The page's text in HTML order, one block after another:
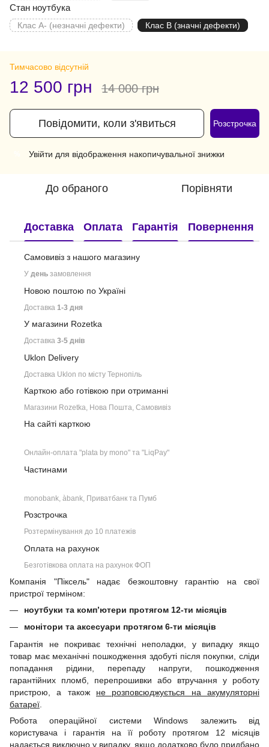
Стан ноутбука
Клас A- (незначні дефекти) Клас B (значні дефекти)
Тимчасово відсутній
12 500 грн 14 000 грн
Повідомити, коли з'явиться Розстрочка
Увійти для відображення накопичувальної знижки
До обраного Порівняти
Доставка Оплата Гарантія Повернення
Самовивіз з нашого магазину
У день замовлення
Новою поштою по Україні
Доставка 1-3 дня
У магазини Rozetka
Доставка 3-5 днів
Uklon Delivery
Доставка Uklon по місту Тернопіль
Карткою або готівкою при отриманні
Магазини Rozetka, Нова Пошта, Самовивіз
На сайті карткою
Онлайн-оплата "plata by mono" та "LiqPay"
Частинами
monobank, àbank, Приватбанк та Пумб
Розстрочка
Розтермінування до 10 платежів
Оплата на рахунок
Безготівкова оплата на рахунок ФОП
Компанія "Піксель" надає безкоштовну гарантію на свої
пристрої терміном:
ноутбуки та комп’ютери протягом 12-ти місяців
монітори та аксесуари протягом 6-ти місяців
Гарантія не покриває технічні неполадки, у випадку якщо
товар має механічні пошкодження здобуті після покупки, сліди
попадання рідини, перепаду напруги, пошкодження
гарантійних пломб, перепрошивки або втручання у роботу
пристрою, а також не розповсюджується на акумуляторні
батареї
Робота операційної системи Windows залежить від
користувача і гарантія на її роботу протягом 12 місяців
надається виключно у випадку, якщо додатково було придбано